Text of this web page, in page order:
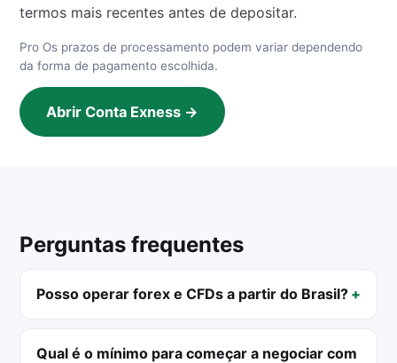
termos mais recentes antes de depositar.
Pro Os prazos de processamento podem variar dependendo
da forma de pagamento escolhida.
Abrir Conta Exness →
Perguntas frequentes
Posso operar forex e CFDs a partir do Brasil?
Qual é o mínimo para começar a negociar com